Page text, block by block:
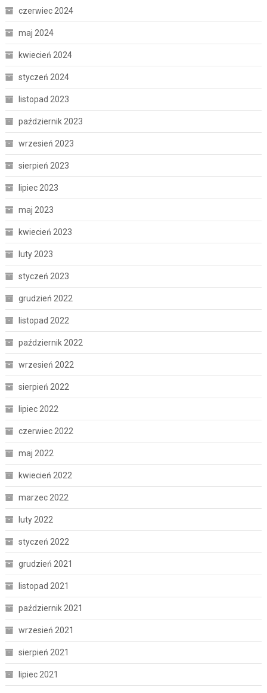
czerwiec 2024
maj 2024
kwiecień 2024
styczeń 2024
listopad 2023
październik 2023
wrzesień 2023
sierpień 2023
lipiec 2023
maj 2023
kwiecień 2023
luty 2023
styczeń 2023
grudzień 2022
listopad 2022
październik 2022
wrzesień 2022
sierpień 2022
lipiec 2022
czerwiec 2022
maj 2022
kwiecień 2022
marzec 2022
luty 2022
styczeń 2022
grudzień 2021
listopad 2021
październik 2021
wrzesień 2021
sierpień 2021
lipiec 2021